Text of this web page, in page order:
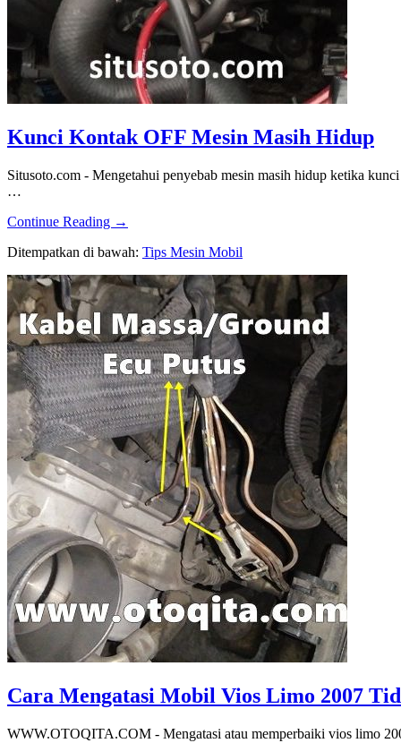
Kunci Kontak OFF Mesin Masih Hidup
Situsoto.com - Mengetahui penyebab mesin masih hidup ketika
…
Continue Reading about
Kontak
Mesin
Hidup
→
Ditempatkan di bawah: Tips Mesin Mobil
Cara Mengatasi Mobil Vios Limo 2007
WWW.OTOQITA.COM - Mengatasi atau memperbaiki vios limo